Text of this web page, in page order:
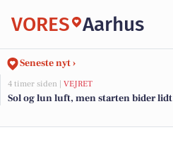
VORES Aarhus
Seneste nyt ›
4 timer siden | VEJRET
Sol og lun luft, men starten bider lidt